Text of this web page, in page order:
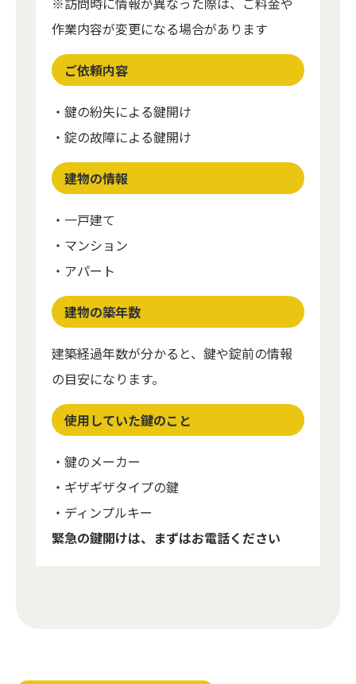
作業内容が変更になる場合があります
ご依頼内容
・鍵の紛失による鍵開け
・錠の故障による鍵開け
建物の情報
・一戸建て
・マンション
・アパート
建物の築年数
建築経過年数が分かると、鍵や錠前の情報
の目安になります。
使用していた鍵のこと
・鍵のメーカー
・ギザギザタイプの鍵
・ディンプルキー
緊急の鍵開けは、まずはお電話ください